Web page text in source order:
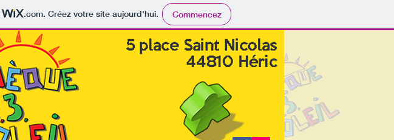
.com. Créez votre site aujourd'hui. Commencez